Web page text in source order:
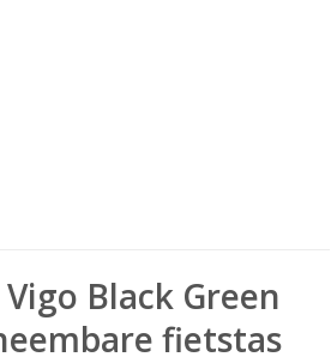
Black Green
fietstas